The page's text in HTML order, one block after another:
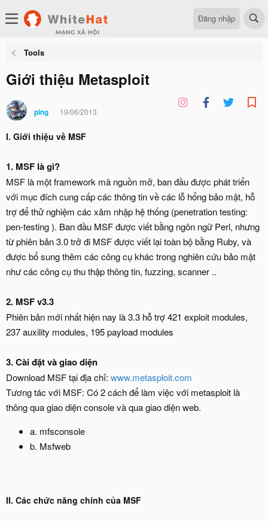
Đăng nhập
Tools
Giới thiệu Metasploit
ping 19/06/2013
I. Giới thiệu về MSF
1. MSF là gì?
MSF là một framework mã nguồn mở, ban đầu được phát triển
với mục đích cung cấp các thông tin về các lỗ hổng bảo mật, hỗ
trợ để thử nghiệm các xâm nhập hệ thống (penetration testing:
pen-testing ). Ban đầu MSF được viết bằng ngôn ngữ Perl, nhưng
từ phiên bản 3.0 trở đi MSF được viết lại toàn bộ bằng Ruby, và
được bổ sung thêm các công cụ khác trong nghiên cứu bảo mật
như các công cụ thu thập thông tin, fuzzing, scanner ..
2. MSF v3.3
Phiên bản mới nhất hiện nay là 3.3 hỗ trợ 421 exploit modules,
237 auxility modules, 195 payload modules
3. Cài đặt và giao diện
Download MSF tại địa chỉ: www.metasploit.com
Tương tác với MSF: Có 2 cách để làm việc với metasploit là
thông qua giao diện console và qua giao diện web.
a. mfsconsole
b. Msfweb
II. Các chức năng chính của MSF